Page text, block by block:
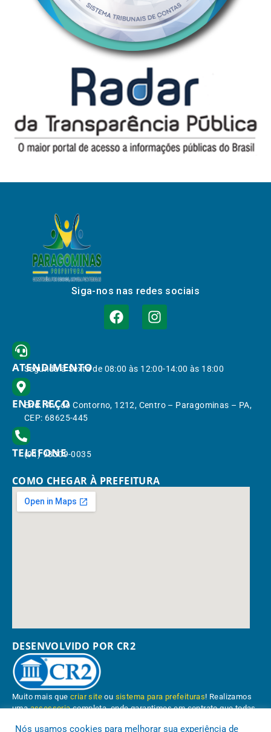
Siga-nos nas redes sociais
ATENDIMENTO
Segunda à Sexta de 08:00 às 12:00-14:00 às 18:00
ENDEREÇO
End.: Av. do Contorno, 1212, Centro – Paragominas – PA,
CEP: 68625-445
TELEFONE
(91) 98309-0035
COMO CHEGAR À PREFEITURA
DESENVOLVIDO POR CR2
Muito mais quecriar site ou sistema para prefeituras! Realizamos
umaassessoriacompleta, onde garantimos em contrato que todas
Nós usamos cookies para melhorar sua experiência de